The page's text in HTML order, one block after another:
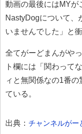
動画の最後にはMYが
NastyDogについて、
いませんでした」と
全てがーどまんがや
ト欄には「関わって
ィと無関係なの1番
ている。
出典： チャンネルがー